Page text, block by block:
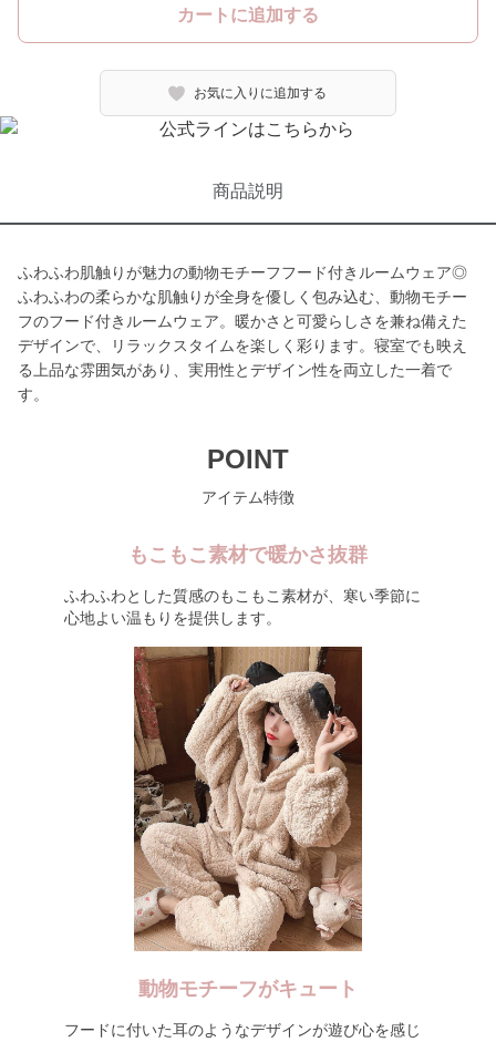
カートに追加する
お気に入りに追加する
商品説明
ふわふわ肌触りが魅力の動物モチーフフード付きルームウェア◎
ふわふわの柔らかな肌触りが全身を優しく包み込む、動物モチー
フのフード付きルームウェア。暖かさと可愛らしさを兼ね備えた
デザインで、リラックスタイムを楽しく彩ります。寝室でも映え
る上品な雰囲気があり、実用性とデザイン性を両立した一着で
す。
POINT
アイテム特徴
もこもこ素材で暖かさ抜群
ふわふわとした質感のもこもこ素材が、寒い季節に
心地よい温もりを提供します。
動物モチーフがキュート
フードに付いた耳のようなデザインが遊び心を感じ